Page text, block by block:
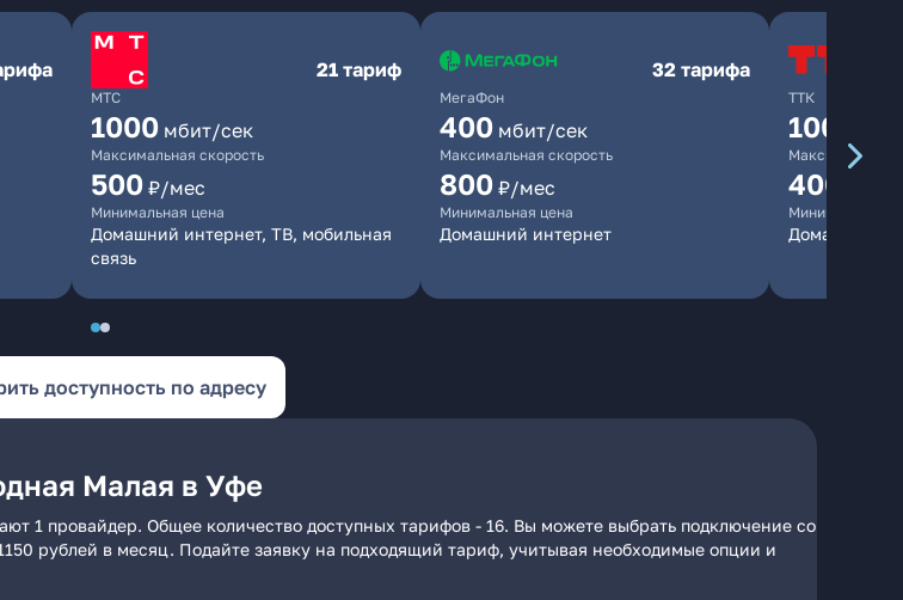
МТС
21 тариф
1000 мбит/сек
Максимальная скорость
500 ₽/мес
Минимальная цена
Домашний интернет, ТВ, мобильная
связь
МегаФон
32 тарифа
400 мбит/сек
Максимальная скорость
800 ₽/мес
Минимальная цена
Домашний интернет
ТТК
100
Максимальная
400
Минимальная
Домашний
доступность по адресу
Малая в Уфе
1 провайдер. Общее количество доступных тарифов - 16. Вы можете выбрать подключение со
рублей в месяц. Подайте заявку на подходящий тариф, учитывая необходимые опции и